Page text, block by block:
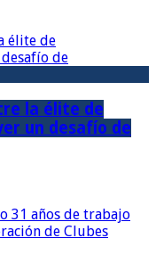
la élite de
un desafío de